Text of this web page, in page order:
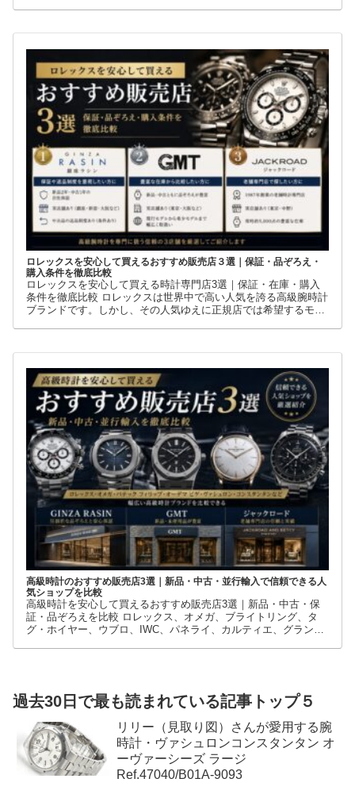
ロレックスを安心して買えるおすすめ販売店３選｜保証・品ぞろえ・
購入条件を徹底比較
ロレックスを安心して買える時計専門店3選｜保証・在庫・購入
条件を徹底比較 ロレックスは世界中で高い人気を誇る高級腕時計
ブランドです。しかし、その人気ゆえに正規店では希望するモデ
高級時計のおすすめ販売店3選｜新品・中古・並行輸入で信頼できる人
気ショップを比較
高級時計を安心して買えるおすすめ販売店3選｜新品・中古・保
証・品ぞろえを比較 ロレックス、オメガ、ブライトリング、タ
グ・ホイヤー、ウブロ、IWC、パネライ、カルティエ、グランド
過去30日で最も読まれている記事トップ５
リリー（見取り図）さんが愛用する腕
時計・ヴァシュロンコンスタンタン オ
ーヴァーシーズ ラージ
Ref.47040/B01A-9093